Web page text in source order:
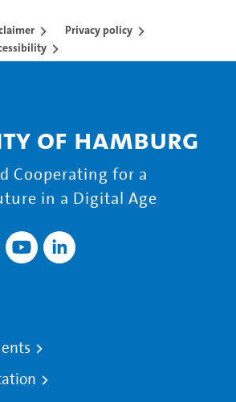
Privacy policy
of Hamburg
Cooperating for a
in a Digital Age